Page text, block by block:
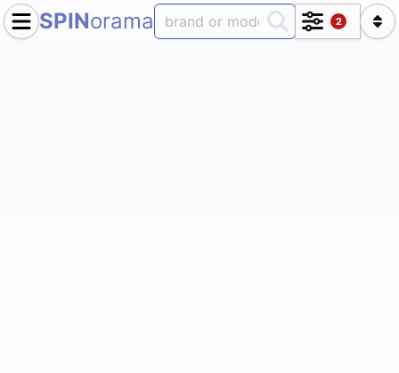
SPINorama 2